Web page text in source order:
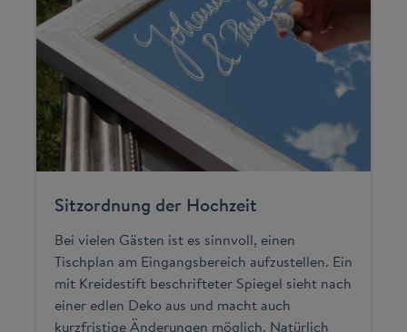
Sitzordnung der Hochzeit
Bei vielen Gästen ist es sinnvoll, einen
Tischplan am Eingangsbereich aufzustellen. Ein
mit Kreidestift beschrifteter Spiegel sieht nach
einer edlen Deko aus und macht auch
kurzfristige Änderungen möglich. Natürlich